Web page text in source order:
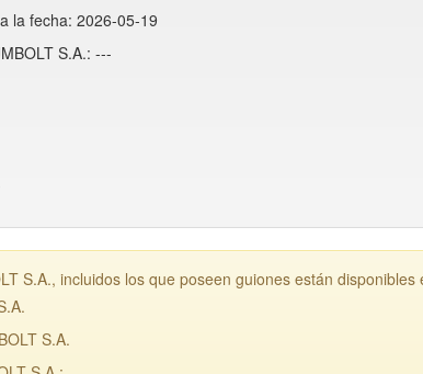
la fecha: 2026-05-19
S.A.: ---
S.A., incluidos los que poseen guiones están
S.A.